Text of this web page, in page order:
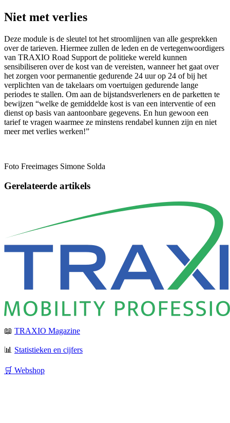
Niet met verlies
Deze module is de sleutel tot het stroomlijnen van alle gesprekken
over de tarieven. Hiermee zullen de leden en de vertegenwoordigers
van TRAXIO Road Support de politieke wereld kunnen
sensibiliseren over de kost van de vereisten, wanneer het gaat over
het zorgen voor permanentie gedurende 24 uur op 24 of bij het
verplichten van de takelaars om voertuigen gedurende lange
periodes te stallen. Om aan de bijstandsverleners en de parketten te
bewijzen “welke de gemiddelde kost is van een interventie of een
dienst op basis van aantoonbare gegevens. En hun gewoon een
tarief te vragen waarmee ze minstens rendabel kunnen zijn en niet
meer met verlies werken!”
Foto Freeimages Simone Solda
Gerelateerde artikels
📖 TRAXIO Magazine
📊 Statistieken en cijfers
🛒 Webshop